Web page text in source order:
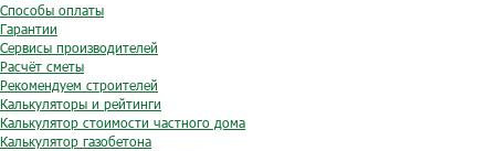
Способы оплаты
Гарантии
Сервисы производителей
Расчёт сметы
Рекомендуем строителей
Калькуляторы и рейтинги
Калькулятор стоимости частного дома
Калькулятор газобетона